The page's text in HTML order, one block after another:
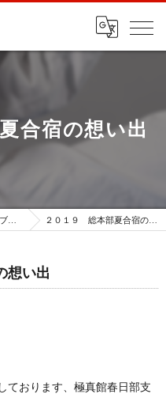
合宿の想い出
ブログ ２０１９ 総本部夏合宿の想い出
想い出
ております、極真館春日部支